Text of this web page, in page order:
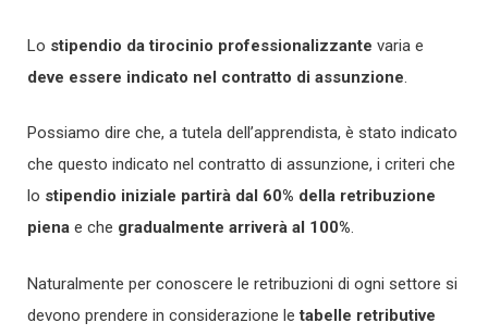
Lo stipendio da tirocinio professionalizzante varia e
deve essere indicato nel contratto di assunzione
Possiamo dire che, a tutela dell’apprendista, è stato indicato
che questo indicato nel contratto di assunzione, i criteri che
lo stipendio iniziale partirà dal 60% della retribuzione
piena e che gradualmente arriverà al 100%.
Naturalmente per conoscere le retribuzioni di ogni settore si
devono prendere in considerazione letabelle retributive